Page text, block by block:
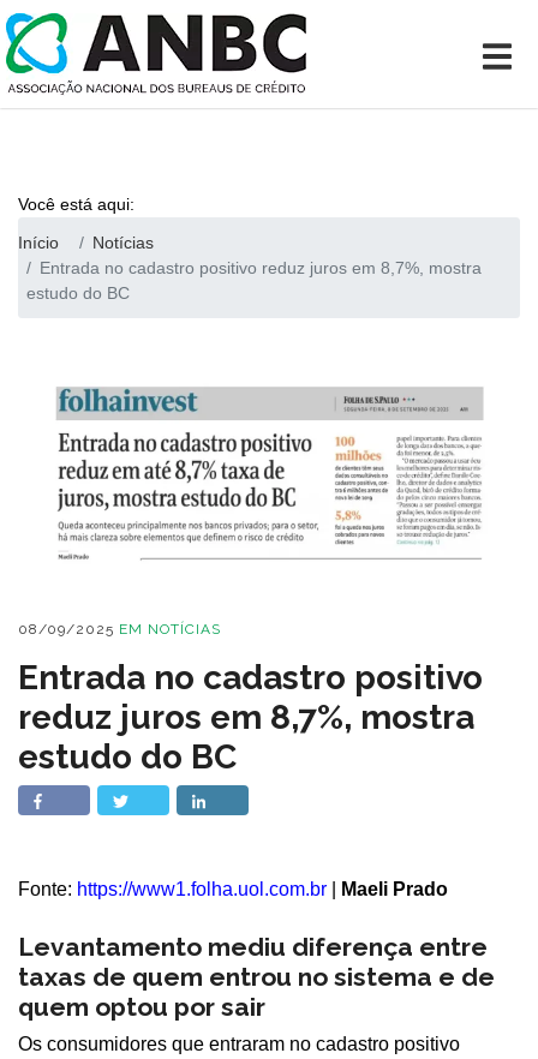
Você está aqui:
Início
Notícias
Entrada no cadastro positivo reduz juros em 8,7%, mostra
estudo do BC
08/09/2025 EM NOTÍCIAS
Entrada no cadastro positivo
reduz juros em 8,7%, mostra
estudo do BC
Fonte: https://www1.folha.uol.com.br Maeli Prado
Levantamento mediu diferença entre
taxas de quem entrou no sistema e de
quem optou por sair
Os consumidores que entraram no cadastro positivo